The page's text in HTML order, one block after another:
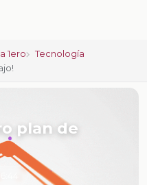
1ero
Tecnología
plan de